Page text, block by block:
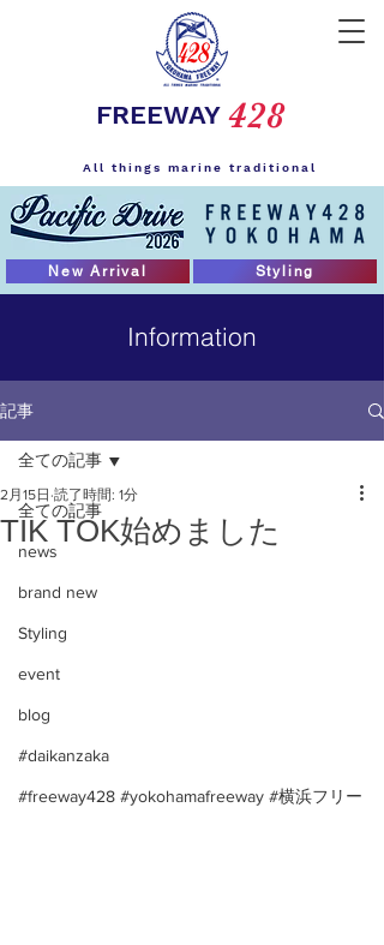
FREEWAY
All things marine traditional
428
New Arrival Styling
Information
記事
全ての記事
news
brand new
Styling
event
blog
#daikanzaka
#freeway428 #yokohamafreeway #横浜フリー
全ての記事
TIK TOK始めました
2月15日 読了時間: 1分